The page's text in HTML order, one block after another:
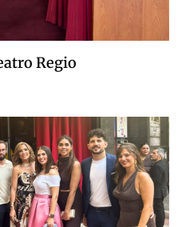
Regio